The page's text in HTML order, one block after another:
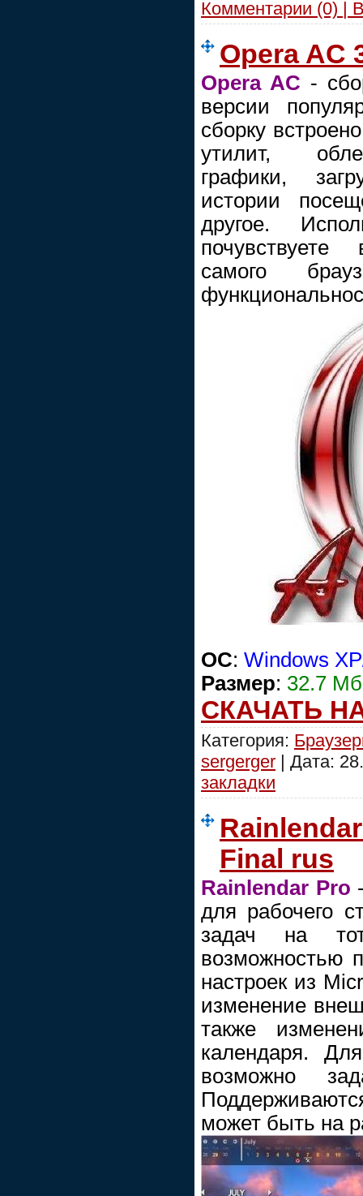
Комментарии (0) |
Opera AC
Opera AC -
версии
сборку
утилит,
графики,
истории
другое.
самого
ОС: Windows
Размер: 32.7 Mб
СКАЧАТЬ
Категория:
sergerger | Дата:
закладки
Final rus
Rainlendar Pro
для рабочего
задач на
возможностью
настроек из
изменение
также
календаря.
возможно
может быть на